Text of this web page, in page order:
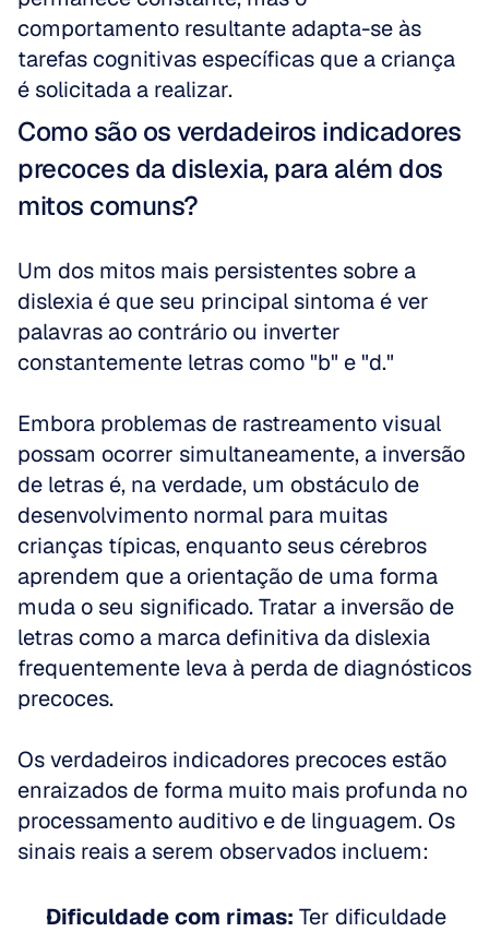
comportamento resultante adapta-se às
tarefas cognitivas específicas que a criança
é solicitada a realizar.
Como são os verdadeiros indicadores
precoces da dislexia, para além dos
mitos comuns?
Um dos mitos mais persistentes sobre a
dislexia é que seu principal sintoma é ver
palavras ao contrário ou inverter
constantemente letras como "b" e "d."
Embora problemas de rastreamento visual
possam ocorrer simultaneamente, a inversão
de letras é, na verdade, um obstáculo de
desenvolvimento normal para muitas
crianças típicas, enquanto seus cérebros
aprendem que a orientação de uma forma
muda o seu significado. Tratar a inversão de
letras como a marca definitiva da dislexia
frequentemente leva à perda de diagnósticos
precoces.
Os verdadeiros indicadores precoces estão
enraizados de forma muito mais profunda no
processamento auditivo e de linguagem. Os
sinais reais a serem observados incluem:
Dificuldade com rimas: Ter dificuldade